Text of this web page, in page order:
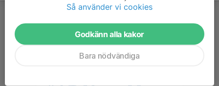
Så använder vi cookies
Godkänn alla kakor
Bara nödvändiga